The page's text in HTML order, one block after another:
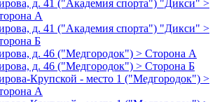
д. 41 ("Академия спорта") "Дикси" >
А
д. 41 ("Академия спорта") "Дикси" >
Б
д. 46 ("Медгородок") > Сторона А
д. 46 ("Медгородок") > Сторона Б
Крупской - место 1 ("Медгородок") >
А